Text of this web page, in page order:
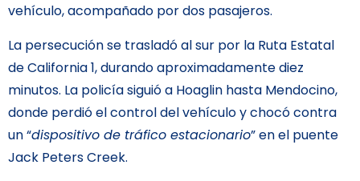
vehículo, acompañado por dos pasajeros.
La persecución se trasladó al sur por la Ruta Estatal
de California 1, durando aproximadamente diez
minutos. La policía siguió a Hoaglin hasta Mendocino,
donde perdió el control del vehículo y chocó contra
un “dispositivo de tráfico estacionario” en el puente
Jack Peters Creek.